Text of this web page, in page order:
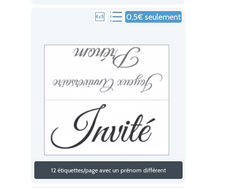
0,5€ seulement
12 étiquettes/page avec un prénom différent